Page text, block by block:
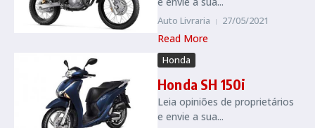
Auto Livraria 27/05/2021
Read More
Honda
Honda SH 150i
Leia opiniões de proprietários
e envie a sua...